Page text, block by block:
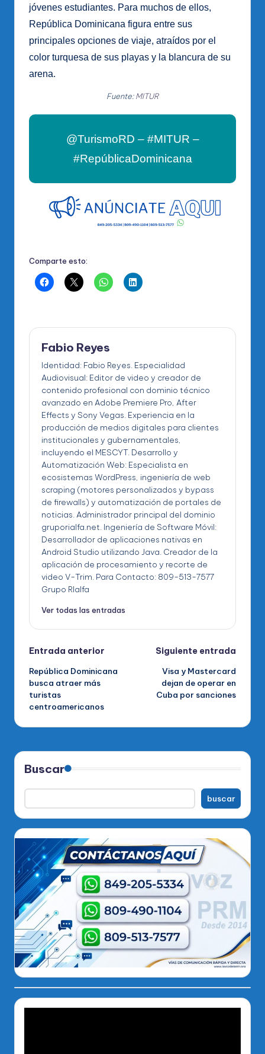
jóvenes estudiantes. Para muchos de ellos,
República Dominicana figura entre sus
principales opciones de viaje, atraídos por el
color turquesa de sus playas y la blancura de su
arena.
Fuente:MITUR
@TurismoRD – #MITUR –
#RepúblicaDominicana
Comparte esto:
Fabio Reyes
Identidad: Fabio Reyes. Especialidad
Audiovisual: Editor de video y creador de
contenido profesional con dominio técnico
avanzado en Adobe Premiere Pro, After
Effects y Sony Vegas. Experiencia en la
producción de medios digitales para clientes
institucionales y gubernamentales,
incluyendo el MESCYT. Desarrollo y
Automatización Web: Especialista en
ecosistemas WordPress, ingeniería de web
scraping (motores personalizados y bypass
de firewalls) y automatización de portales de
noticias. Administrador principal del dominio
gruporialfa.net. Ingeniería de Software Móvil:
Desarrollador de aplicaciones nativas en
Android Studio utilizando Java. Creador de la
aplicación de procesamiento y recorte de
video V-Trim. Para Contacto: 809-513-7577
Grupo RIalfa
Ver todas las entradas
Navegación
de
entradas
Entrada anterior
República Dominicana
busca atraer más
turistas
centroamericanos
Siguiente entrada
Visa y Mastercard
dejan de operar en
Cuba por sanciones
Buscar
buscar